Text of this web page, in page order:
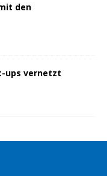
den
ups vernetzt